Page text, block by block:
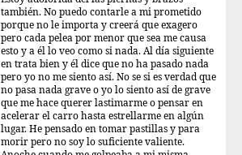
también. No puedo contarle a mi prometido
porque no le importa y creerá que exagero
pero cada pelea por menor que sea me causa
esto y a él lo veo como si nada. Al día siguiente
en trata bien y él dice que no ha pasado nada
pero yo no me siento así. No se si es verdad que
no pasa nada grave o yo lo siento así de grave
que me hace querer lastimarme o pensar en
acelerar el carro hasta estrellarme en algún
lugar. He pensado en tomar pastillas y para
morir pero no soy lo suficiente valiente.